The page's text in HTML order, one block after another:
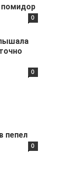
помидор
0
0
пепел
0